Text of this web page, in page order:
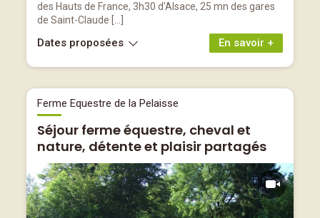
des Hauts de France, 3h30 d'Alsace, 25 mn des gares
de Saint-Claude […]
En savoir +
Dates proposées
Ferme Equestre de la Pelaisse
Séjour ferme équestre, cheval et
nature, détente et plaisir partagés